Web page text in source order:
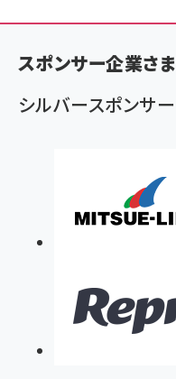
く
ず
スポンサー企業さま
シルバースポンサー